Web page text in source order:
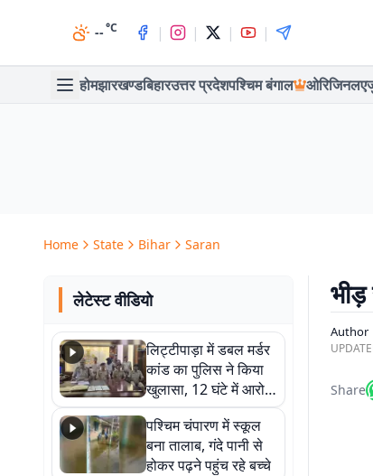
--°C | | | |
होमझारखण्डबिहारउत्तर प्रदेशपश्चिम बंगाल ओरिजिनल
Home State Bihar Saran
लेटेस्ट वीडियो
लिट्टीपाड़ा में डबल मर्डर
कांड का पुलिस ने किया
खुलासा, 12 घंटे में आरोपी
गिरफ्तार
पश्चिम चंपारण में स्कूल
बना तालाब, गंदे पानी से
होकर पढ़ने पहुंच रहे बच्चे
Author
Share